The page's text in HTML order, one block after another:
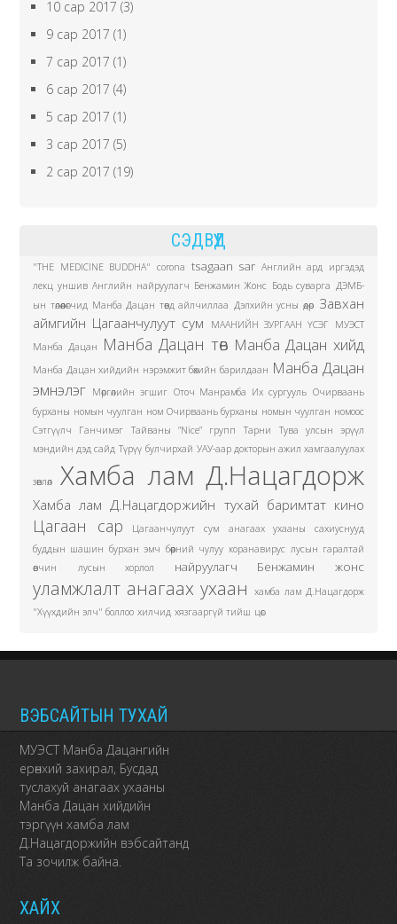
10 сар 2017 (3)
9 сар 2017 (1)
7 сар 2017 (1)
6 сар 2017 (4)
5 сар 2017 (1)
3 сар 2017 (5)
2 сар 2017 (19)
СЭДВҮҮД
"THE MEDICINE BUDDHA" corona tsagaan sar Английн ард иргэдэд
лекц уншив Английн найруулагч Бенжамин Жонс Бодь суварга ДЭМБ-
ын төлөөлөгчид Манба Дацан төвд айлчиллаа Дэлхийн усны өдөр Завхан
аймгийн Цагаанчулуут сум
МААНИЙН ЗУРГААН ҮСЭГ
МУЭСТ
Манба Дацан
Манба Дацан төв Манба Дацан хийд
Манба Дацан хийдийн нэрэмжит бөхийн барилдаан Манба Дацан
эмнэлэг Мөргөлийн эгшиг Оточ Манрамба Их сургууль Очирваань
бурханы номын чуулган ном Очирваань бурханы номын чуулган номоос
Сэтгүүлч Ганчимэг
Тайваны “Nice” групп Тарни
Тува улсын эрүүл
мэндийн дэд сайд Түрүү булчирхай УАУ-аар докторын ажил хамгаалуулах
зөвлөл Хамба лам Д.Нацагдорж
Хамба лам Д.Нацагдоржийн тухай баримтат кино
Цагаан сар Цагаанчулуут сум
анагаах ухааны сахиуснууд
буддын шашин бурхан эмч бөөрний чулуу коранавирус лусын гаралтай
өвчин
лусын хорлол найруулагч Бенжамин жонс
уламжлалт анагаах ухаан
хамба лам Д.Нацагдорж
"Хүүхдийн элч" боллоо хилчид хязгааргүй тийш цөс
ВЭБСАЙТЫН ТУХАЙ
МУЭСТ Манба Дацангийн
ерөнхий захирал, Бусдад
туслахуй анагаах ухааны
Манба Дацан хийдийн
тэргүүн хамба лам
Д.Нацагдоржийн вэбсайтанд
Та зочилж байна.
ХАЙХ